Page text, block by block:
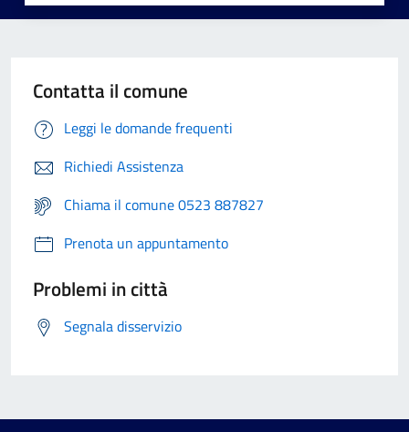
Contatta il comune
Leggi le domande frequenti
Richiedi Assistenza
Chiama il comune 0523 887827
Prenota un appuntamento
Problemi in città
Segnala disservizio